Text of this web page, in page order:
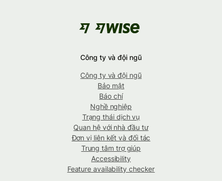
Công ty và đội ngũ
Công ty và đội ngũ
Bảo mật
Báo chí
Nghề nghiệp
Trạng thái dịch vụ
Quan hệ với nhà đầu tư
Đơn vị liên kết và đối tác
Trung tâm trợ giúp
Accessibility
Feature availability checker